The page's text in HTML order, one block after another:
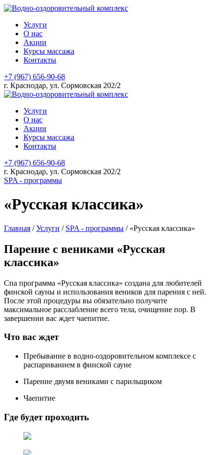
Услуги
О нас
Акции
Курсы массажа
Контакты
+7 (967) 656-90-68
г. Краснодар, ул. Сормовская 202/2
Услуги
О нас
Акции
Курсы массажа
Контакты
+7 (967) 656-90-68
г. Краснодар, ул. Сормовская 202/2
SPA - программы
«Русская классика»
Главная /Услуги / SPA - программы / «Русская классика»
Парение с вениками «Русская
классика»
Спа программа «Русская классика» создана для любителей
финской сауны и использования веников для парения с ней.
После этой процедуры вы обязательно получите
максимальное расслабление всего тела, очищение пор. В
завершении вас ждет чаепитие.
Что вас ждет
Пребывание в водно-оздоровительном комплексе с
распариванием в финской сауне
Парение двумя вениками с парильщиком
Чаепитие
Где будет проходить